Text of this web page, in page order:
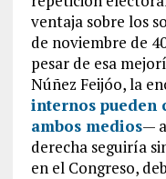
ventaja sobre los
de noviembre de
pesar de esa
Núñez Feijóo, la
internos pueden
ambos medios—
derecha seguiría
en el Congreso,